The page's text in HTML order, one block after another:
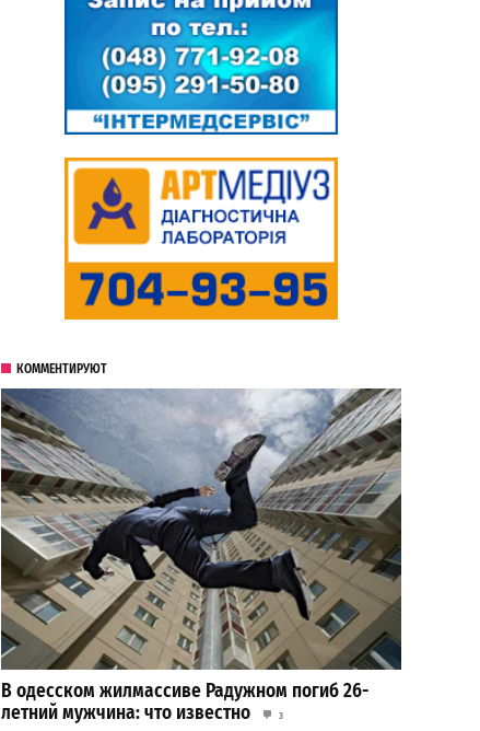
КОММЕНТИРУЮТ
В одесском жилмассиве Радужном погиб 26-
летний мужчина: что известно
3